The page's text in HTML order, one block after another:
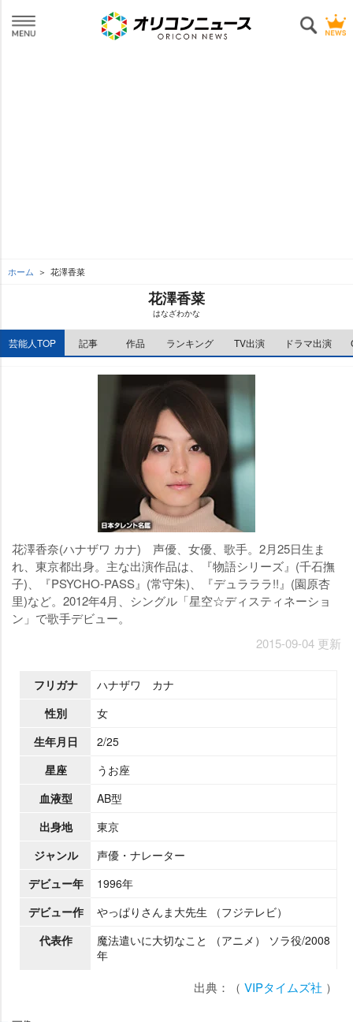
ホーム 花澤香菜
花澤香菜
はなざわかな
芸能人TOP 記事 作品 ランキング TV出演 ドラマ出演
花澤香奈(ハナザワ カナ) 声優、女優、歌手。2月25日生ま
れ、東京都出身。主な出演作品は、『物語シリーズ』(千石撫
子)、『PSYCHO-PASS』(常守朱)、『デュラララ!!』(園原杏
里)など。2012年4月、シングル「星空☆ディスティネーショ
ン」で歌手デビュー。
2015-09-04 更新
フリガナ
ハナザワ カナ
性別
女
生年月日
2/25
星座
うお座
血液型
AB型
出身地
東京
ジャンル
声優・ナレーター
デビュー年
1996年
デビュー作
っぱりさんま大先生 （フジテレビ）
代表作
魔法遣いに大切なこと （アニメ） ソラ役/2008
年
出典：（ VIPタイムズ社 ）